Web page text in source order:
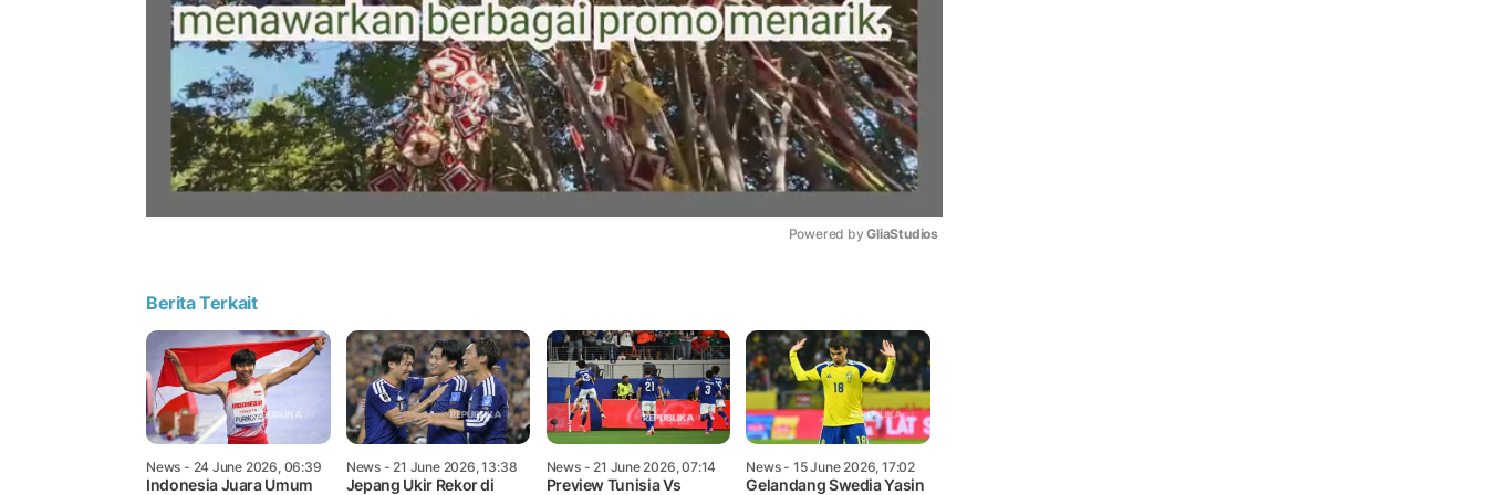
Powered by GliaStudios
Berita Terkait
News - 24 June 2026, 06:39
Indonesia Juara Umum
News- 21 June 2026, 13:38
Jepang Ukir Rekor di
News- 21 June 2026, 07:14
Preview Tunisia Vs
News- 15 June 2026, 17:02
Gelandang Swedia Yasin